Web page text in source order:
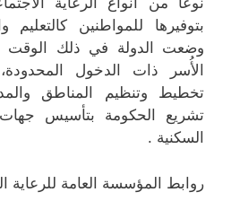
بتوفيرها للمواطنين
وضعت الدولة في ذلك
الأُسر ذات الدخول
تخطيط وتنظيم المناطق
تشريع الحكومة بتأسيس جهات
السكنية .
روابط المؤسسة العامة للرعاية